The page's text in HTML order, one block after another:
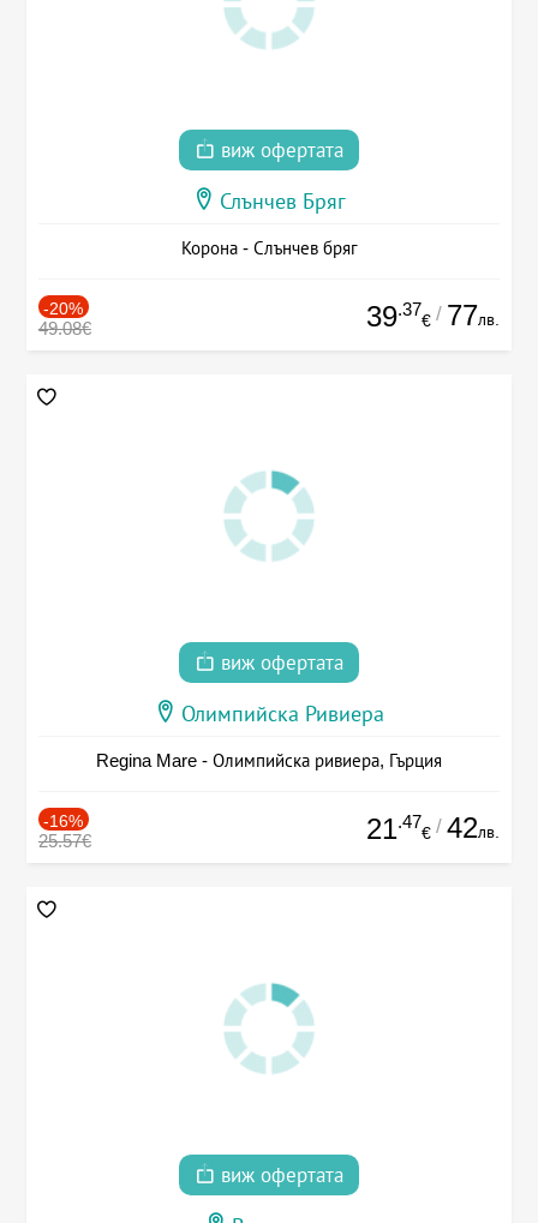
виж офертата
Слънчев Бряг
Корона - Слънчев бряг
-20%
49.08€ 39.37
€ / 77лв.
виж офертата
Олимпийска Ривиера
Regina Mare - Олимпийска ривиера, Гърция
-16%
25.57€ 21.47
€ / 42лв.
виж офертата